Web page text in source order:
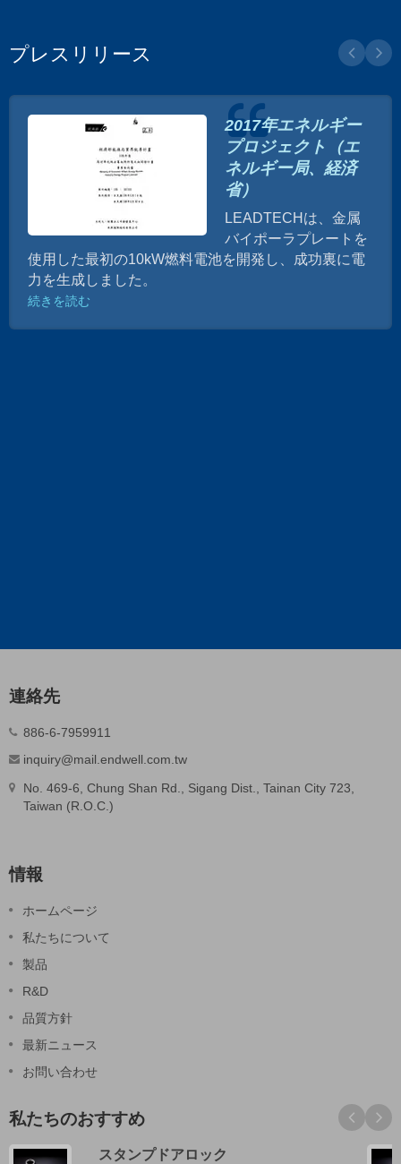
プレスリリース
2017年エネルギー
プロジェクト（エ
ネルギー局、経済
省）
LEADTECHは、金属
バイポーラプレートを
使用した最初の10kW燃料電池を開発し、成功裏に電
力を生成しました。
続きを読む
連絡先
886-6-7959911
inquiry@mail.endwell.com.tw
No. 469-6, Chung Shan Rd., Sigang Dist., Tainan City 723,
Taiwan (R.O.C.)
情報
ホームページ
私たちについて
製品
R&D
品質方針
最新ニュース
お問い合わせ
私たちのおすすめ
スタンプドアロック